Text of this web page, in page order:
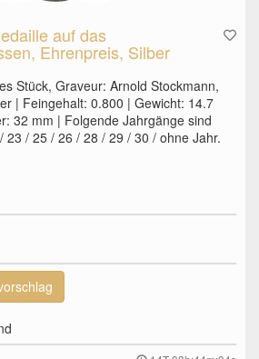
auf das
Ehrenpreis, Silber
Stück, Graveur: Arnold Stockmann,
| Feingehalt: 0.800 | Gewicht: 14.7
32 mm | Folgende Jahrgänge sind
23 / 25 / 26 / 28 / 29 / 30 / ohne Jahr.